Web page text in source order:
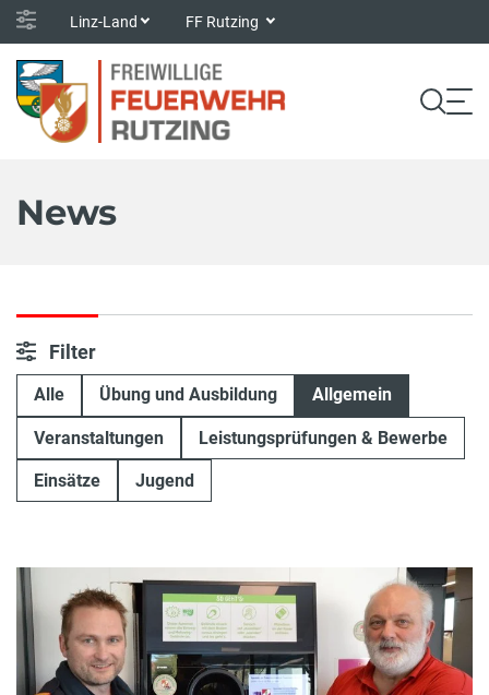
Linz-Land FF Rutzing
News
Filter
Alle Übung und Ausbildung Allgemein
Veranstaltungen Leistungsprüfungen & Bewerbe
Einsätze Jugend